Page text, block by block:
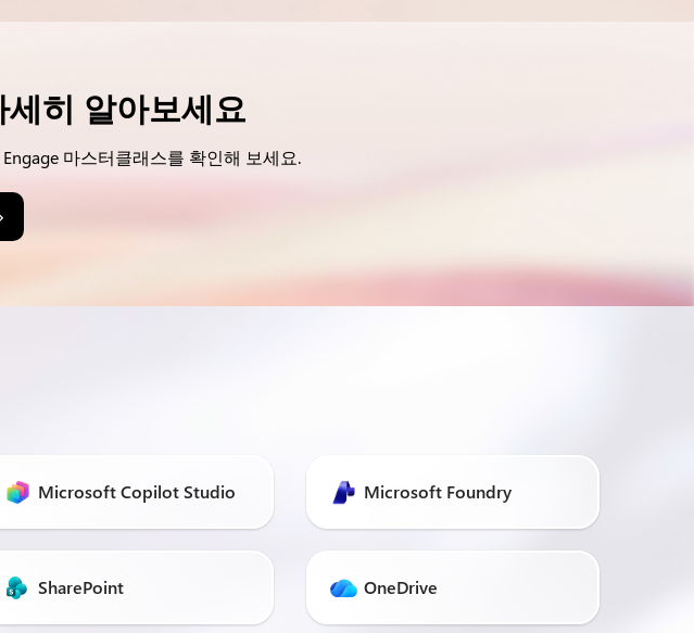
히 알아보세요
마스터클래스를 확인해 보세요.
Microsoft Copilot Studio Microsoft Foundry
SharePoint OneDrive